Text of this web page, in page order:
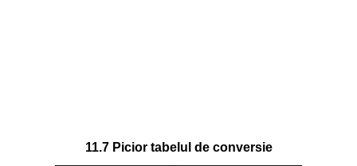
11.7 Picior tabelul de conversie